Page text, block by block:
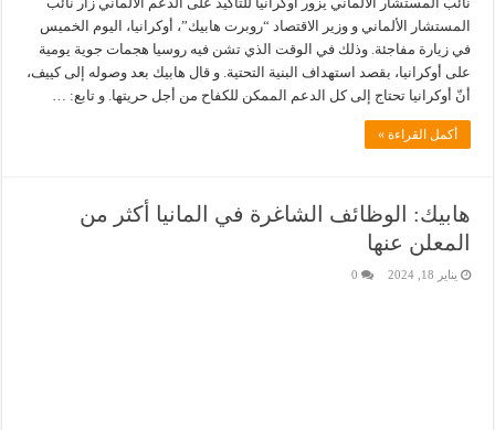
المستشار الألماني و وزير الاقتصاد “روبرت هابيك”، أوكرانيا، اليوم الخميس
في زيارة مفاجئة. وذلك في الوقت الذي تشن فيه روسيا هجمات جوية يومية
على أوكرانيا، بقصد استهداف البنية التحتية. و قال هابيك بعد وصوله إلى كييف،
أنّ أوكرانيا تحتاج إلى كل الدعم الممكن للكفاح من أجل حريتها. و تابع: …
أكمل القراءة »
هابيك: الوظائف الشاغرة في المانيا أكثر من
المعلن عنها
يناير 18, 2024 0